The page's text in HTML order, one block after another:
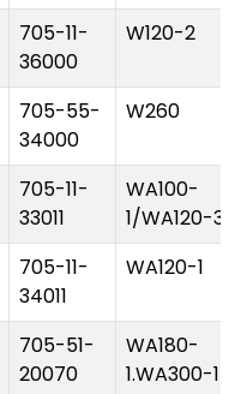
705-11-
36000
W120-2
705-55-
34000
W260
705-11-
33011
WA100-
1/WA120-3
705-11-
34011
WA120-1
705-51-
20070
WA180-
1.WA300-1